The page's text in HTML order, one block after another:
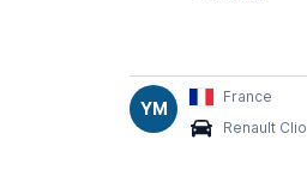
YM
France
Renault Clio